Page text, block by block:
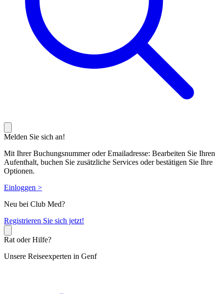
Melden Sie sich an!
Mit Ihrer Buchungsnummer oder Emailadresse: Bearbeiten Sie Ihren
Aufenthalt, buchen Sie zusätzliche Services oder bestätigen Sie Ihre
Optionen.
Einloggen >
Neu bei Club Med?
Registrieren Sie sich jetzt!
Rat oder Hilfe?
Unsere Reiseexperten in Genf